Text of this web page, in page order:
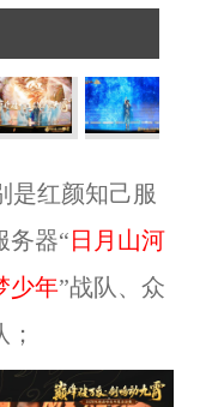
红颜知己服
务器“ 日月山河
少年”战队、众
；